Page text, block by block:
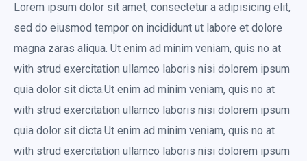
Lorem ipsum dolor sit amet, consectetur a adipisicing elit,
sed do eiusmod tempor on incididunt ut labore et dolore
magna zaras aliqua. Ut enim ad minim veniam, quis no at
with strud exercitation ullamco laboris nisi dolorem ipsum
quia dolor sit dicta.Ut enim ad minim veniam, quis no at
with strud exercitation ullamco laboris nisi dolorem ipsum
quia dolor sit dicta.Ut enim ad minim veniam, quis no at
with strud exercitation ullamco laboris nisi dolorem ipsum